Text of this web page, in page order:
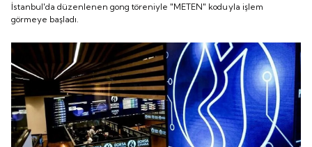
İstanbul'da düzenlenen gong töreniyle "METEN" koduyla işlem
görmeye başladı.